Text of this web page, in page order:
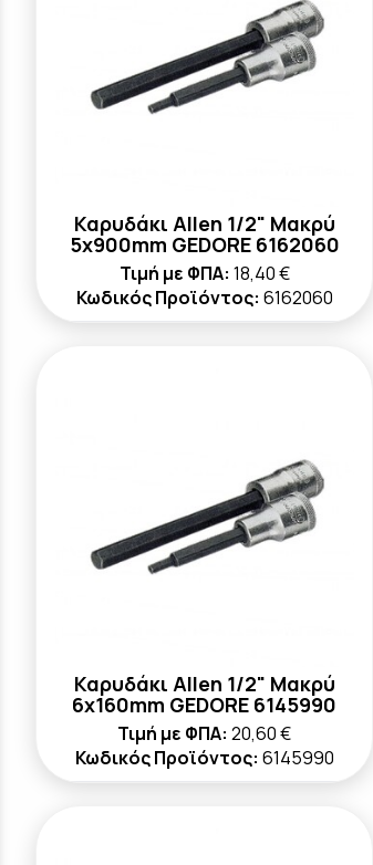
Καρυδάκι Allen 1/2" Μακρύ
5x900mm GEDORE 6162060
Τιμή με ΦΠΑ: 18,40 €
Κωδικός Προϊόντος: 6162060
Καρυδάκι Allen 1/2" Μακρύ
6x160mm GEDORE 6145990
Τιμή με ΦΠΑ: 20,60 €
Κωδικός Προϊόντος: 6145990